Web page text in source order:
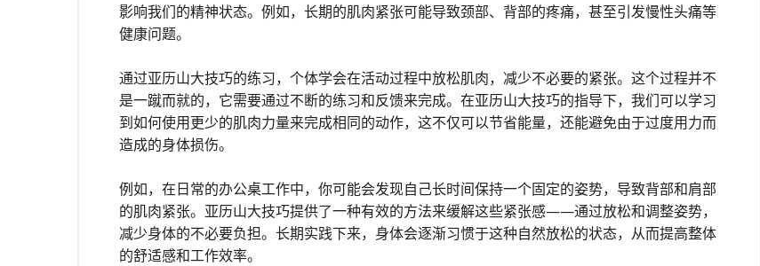
影响我们的精神状态。例如，长期的肌肉紧张可能导致颈部、背部的疼痛，甚至引发慢性头痛等
健康问题。
通过亚历山大技巧的练习，个体学会在活动过程中放松肌肉，减少不必要的紧张。这个过程并不
是一蹴而就的，它需要通过不断的练习和反馈来完成。在亚历山大技巧的指导下，我们可以学习
到如何使用更少的肌肉力量来完成相同的动作，这不仅可以节省能量，还能避免由于过度用力而
造成的身体损伤。
例如，在日常的办公桌工作中，你可能会发现自己长时间保持一个固定的姿势，导致背部和肩部
的肌肉紧张。亚历山大技巧提供了一种有效的方法来缓解这些紧张感——通过放松和调整姿势，
减少身体的不必要负担。长期实践下来，身体会逐渐习惯于这种自然放松的状态，从而提高整体
的舒适感和工作效率。